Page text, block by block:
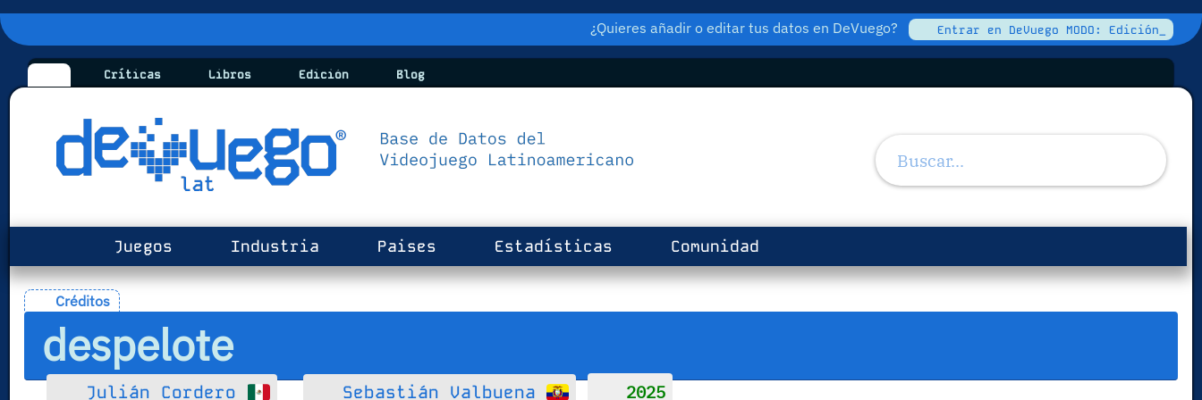
¿Quieres añadir o editar tus datos en DeVuego? Entrar en DeVuego MODO: Edición_
Críticas Libros Edición Blog
Juegos Industria Paises Estadísticas Comunidad
Créditos
despelote
Julián Cordero Sebastián Valbuena 2025